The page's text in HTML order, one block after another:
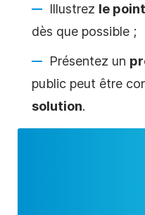
Illustrez le
dès que possible ;
Présentez un
public peut être
solution.